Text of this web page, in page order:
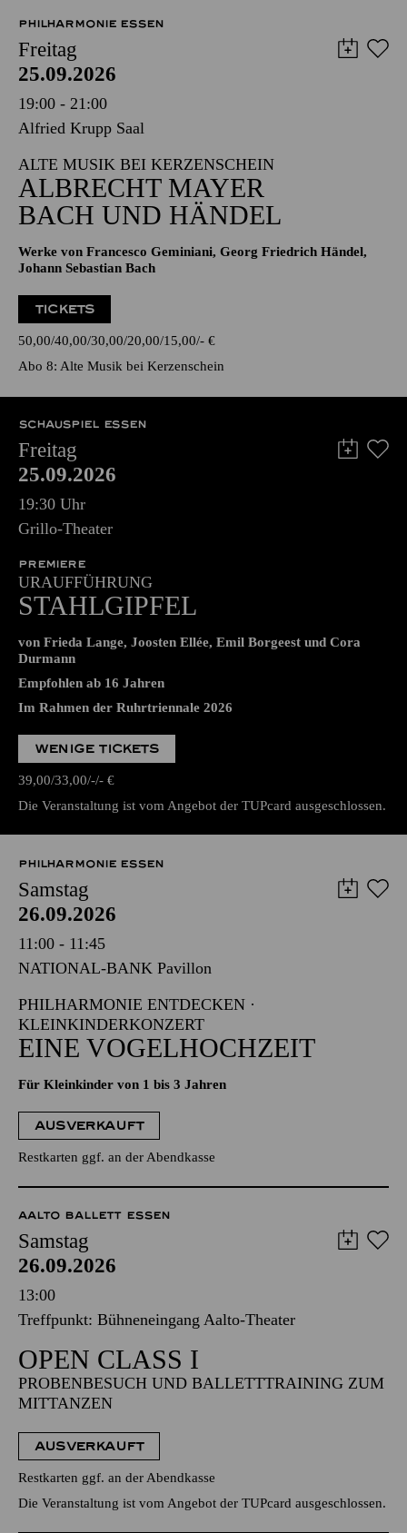
PHILHARMONIE ESSEN
Freitag
25.09.2026
19:00 - 21:00
Alfried Krupp Saal
ALTE MUSIK BEI KERZENSCHEIN
ALBRECHT MAYER
BACH UND HÄNDEL
Werke von Francesco Geminiani, Georg Friedrich Händel,
Johann Sebastian Bach
TICKETS
50,00 40,00 30,00 20,00 15,00 - €
Abo 8: Alte Musik bei Kerzenschein
SCHAUSPIEL ESSEN
Freitag
25.09.2026
19:30 Uhr
Grillo-Theater
PREMIERE
URAUFFÜHRUNG
STAHLGIPFEL
von Frieda Lange, Joosten Ellée, Emil Borgeest und Cora
Durmann
Empfohlen ab 16 Jahren
Im Rahmen der Ruhrtriennale 2026
WENIGE TICKETS
39,00 33,00 - - €
Die Veranstaltung ist vom Angebot der TUPcard ausgeschlossen.
PHILHARMONIE ESSEN
Samstag
26.09.2026
11:00 - 11:45
NATIONAL-BANK Pavillon
PHILHARMONIE ENTDECKEN ·
KLEINKINDERKONZERT
EINE VOGELHOCHZEIT
Für Kleinkinder von 1 bis 3 Jahren
AUSVERKAUFT
Restkarten ggf. an der Abendkasse
AALTO BALLETT ESSEN
Samstag
26.09.2026
13:00
Treffpunkt: Bühneneingang Aalto-Theater
OPEN CLASS I
PROBENBESUCH UND BALLETTTRAINING ZUM
MITTANZEN
AUSVERKAUFT
Restkarten ggf. an der Abendkasse
Die Veranstaltung ist vom Angebot der TUPcard ausgeschlossen.